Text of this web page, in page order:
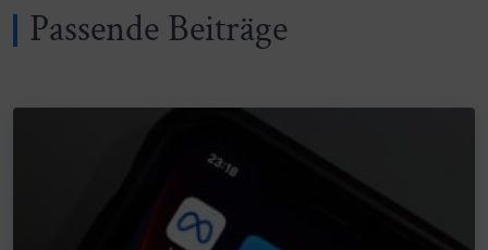
Passende Beiträge